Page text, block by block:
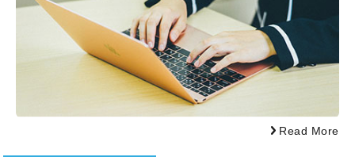
Read More